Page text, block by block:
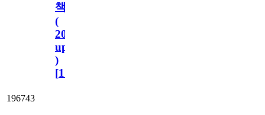
책
(
2023.11.1
update
)
[110
196743